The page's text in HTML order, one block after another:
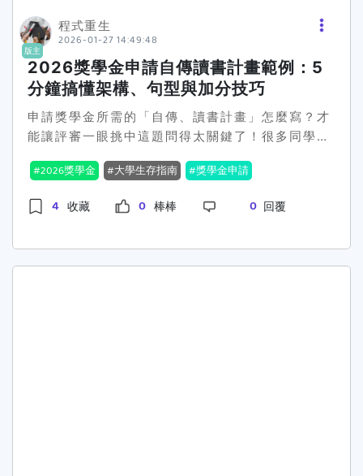
很老套、但我真的很有感的話：能走到考前一週的
你，已經比你想像中更厲害了。大家都能順利考
完、安心交卷。
實實在在為社會產生價值，這不就是我們所期待的
未來嗎？讓研究能夠轉化為對學生的實務訓練、對
產業問題的實質解決，是大學應該努力的方向。台
灣大學校長陳文章也指出，世界大學排名不僅看論
影響力」的關鍵。學術圈這場改革的成效或許仍需
時間驗證，但對於學生、學者、甚至整個社會來
說，許多人都在期待這場「革命」的結果。你覺得
學術研究該如何轉型才能兼顧學術價值與實際貢獻
呢？留言告訴我們，你認為什麼才是學術的真正意
版主
程式重生
2026-01-27 14:49:48
2026獎學金申請自傳讀書計畫範例：5
分鐘搞懂架構、句型與加分技巧
申請獎學金所需的「自傳、讀書計畫」怎麼寫？才
能讓評審一眼挑中這題問得太關鍵了！很多同學以
高」，其實不完全是。評審通常要在短時間內看幾
百份資料，他們在找的是「投資回報率最高」或
「最知道自己要做什麼」的學生。所以這篇文章直
來，照著這個邏輯寫，你的資料就不會石沉大海。
2026獎學金 大學生存指南 獎學金申請
4 收藏 0 棒棒 0 回覆